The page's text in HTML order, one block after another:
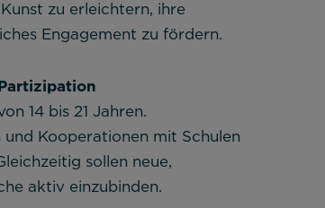
zu erleichtern, ihre
Engagement zu fördern.
14 bis 21 Jahren.
Kooperationen mit Schulen
sollen neue,
aktiv einzubinden.
benötigt und helfen dabei, unsere